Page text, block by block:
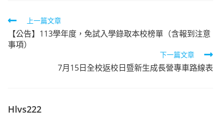
Read
more
articles
上一篇文章
【公告】113學年度，免試入學錄取本校榜單（含報到注意
事項）
下一篇文章
7月15日全校返校日暨新生成長營專車路線表
Hlvs222